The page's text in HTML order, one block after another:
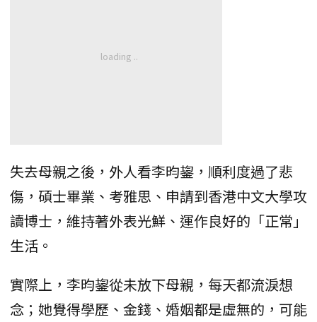
失去母親之後，外人看李昀鋆，順利度過了悲
傷，碩士畢業、考雅思、申請到香港中文大學攻
讀博士，維持著外表光鮮、運作良好的「正常」
生活。
實際上，李昀鋆從未放下母親，每天都流淚想
念；她覺得學歷、金錢、婚姻都是虛無的，可能